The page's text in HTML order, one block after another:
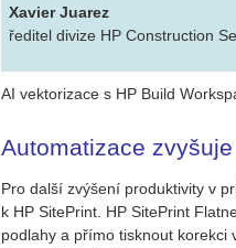
Xavier Juarez
ředitel divize HP Construction
AI vek­to­ri­za­ce s HP Build
Automatizace
Pro další zvý­še­ní pro­duk­ti­vi­ty v
k HP Si­te­Print. HP Si­te­Print
pod­la­hy a přímo tisk­nout